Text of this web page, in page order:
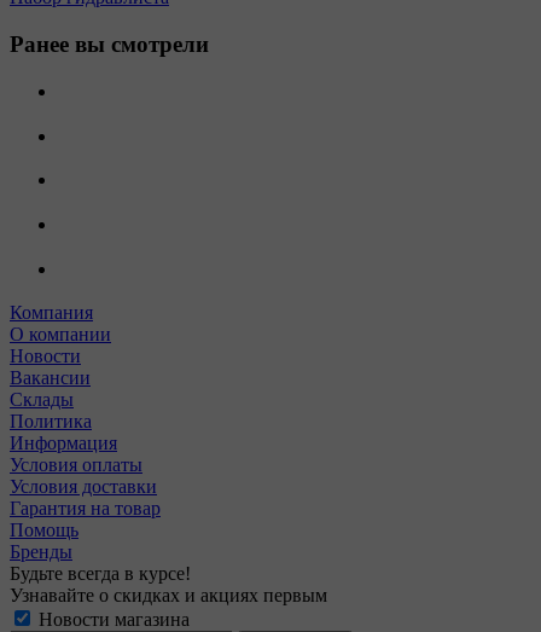
Ранее вы смотрели
Компания
О компании
Новости
Вакансии
Склады
Политика
Информация
Условия оплаты
Условия доставки
Гарантия на товар
Помощь
Бренды
Будьте всегда в курсе!
Узнавайте о скидках и акциях первым
Новости магазина